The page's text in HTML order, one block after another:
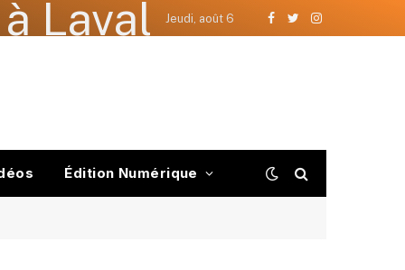
Laval Jeudi, août 6
Facebook
TwitterInstagram
Édition Numérique